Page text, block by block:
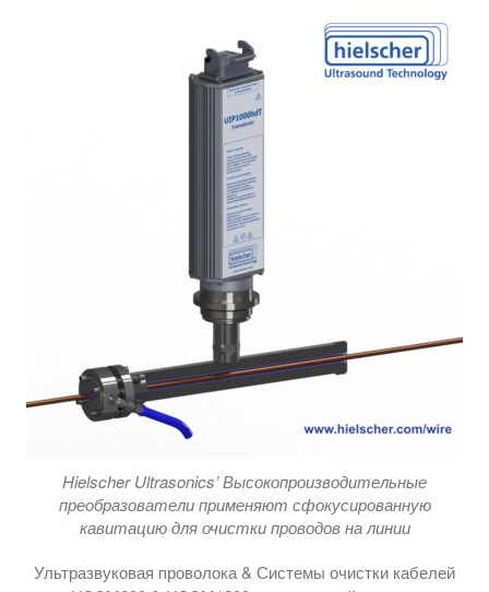
Hielscher Ultrasonics’ Высокопроизводительные
преобразователи применяют сфокусированную
кавитацию для очистки проводов на линии
Ультразвуковая проволока & Системы очистки кабелей